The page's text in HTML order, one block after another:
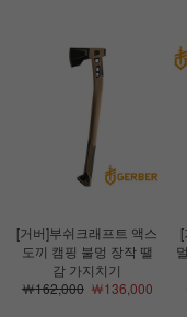
[거버]부쉬크래프트 액스
도끼 캠핑 불멍 장작 땔
감 가지치기
￦162,000￦136,000